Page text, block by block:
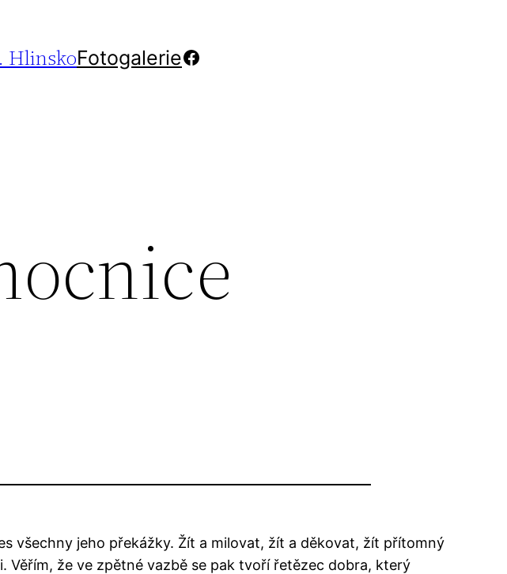
HlinskoFotogalerieFacebook
všechny jeho překážky. Žít a milovat, žít a děkovat, žít přítomný
Věřím, že ve zpětné vazbě se pak tvoří řetězec dobra, který